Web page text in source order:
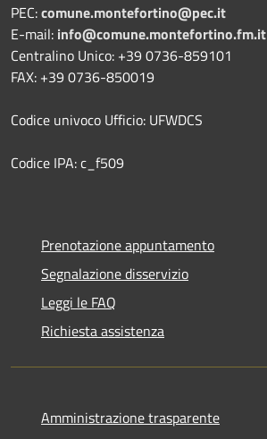
PEC:comune.montefortino@pec.it
E-mail: info@comune.montefortino.fm.it
Centralino Unico: +39 0736-859101
FAX: +39 0736-850019
Codice univoco Ufficio: UFWDCS
Codice IPA: c_f509
Prenotazione appuntamento
Segnalazione disservizio
Leggi le FAQ
Richiesta assistenza
Amministrazione trasparente